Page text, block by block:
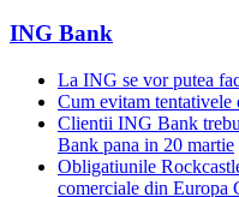
ING Bank
La ING se vor putea
Cum evitam tentativele
Clientii ING Bank
Bank pana in 20 martie
Obligatiunile
comerciale din Europa